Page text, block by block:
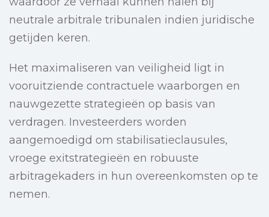
neutrale arbitrale tribunalen indien juridische
getijden keren.
Het maximaliseren van veiligheid ligt in
vooruitziende contractuele waarborgen en
nauwgezette strategieën op basis van
verdragen. Investeerders worden
aangemoedigd om stabilisatieclausules,
vroege exitstrategieën en robuuste
arbitragekaders in hun overeenkomsten op te
nemen.